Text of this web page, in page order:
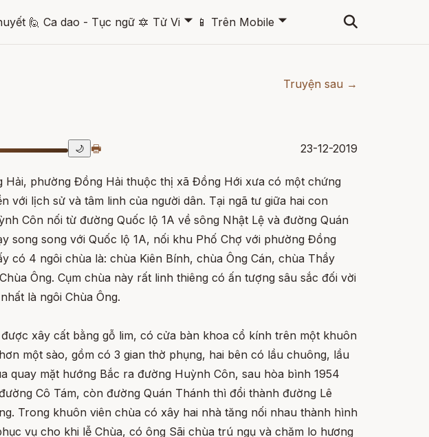
🙋 Ca dao - Tục ngữ 🔯 Tử Vi 🞃 📱 Trên Mobile 🞃
Truyện sau →
🌙 🖶 23-12-2019
Hải, phường Đồng Hải thuộc thị xã Đồng Hới xưa có một chứng
với lịch sử và tâm linh của người dân. Tại ngã tư giữa hai con
Côn nối từ đường Quốc lộ 1A về sông Nhật Lệ và đường Quán
song song với Quốc lộ 1A, nối khu Phố Chợ với phường Đồng
có 4 ngôi chùa là: chùa Kiên Bính, chùa Ông Cán, chùa Thầy
Ông. Cụm chùa này rất linh thiêng có ấn tượng sâu sắc đối vời
là ngôi Chùa Ông.
được xây cất bằng gỗ lim, có cửa bàn khoa cổ kính trên một khuôn
một sào, gồm có 3 gian thờ phụng, hai bên có lầu chuông, lầu
quay mặt hướng Bắc ra đường Huỳnh Côn, sau hòa bình 1954
Cô Tám, còn đường Quán Thánh thì đổi thành đường Lê
Trong khuôn viên chùa có xây hai nhà tăng nối nhau thành hình
vụ cho khi lễ Chùa, có ông Sãi chùa trú ngụ và chăm lo hương